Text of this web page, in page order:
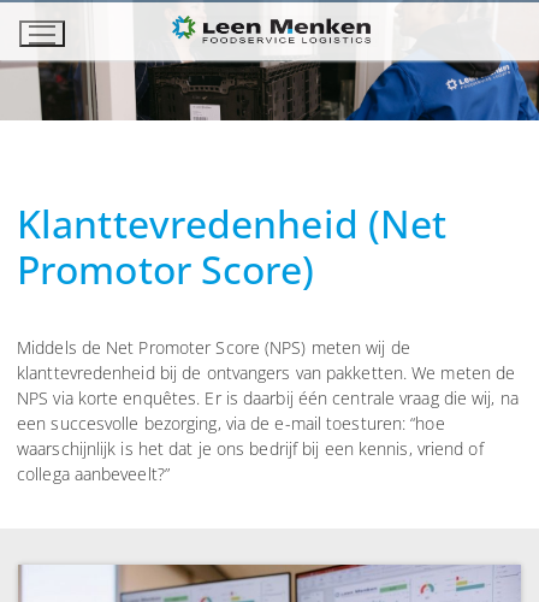
naar
de
inhoud
Klanttevredenheid (Net
Promotor Score)
Middels de Net Promoter Score (NPS) meten wij de
klanttevredenheid bij de ontvangers van pakketten. We meten de
NPS via korte enquêtes. Er is daarbij één centrale vraag die wij, na
een succesvolle bezorging, via de e-mail toesturen: “hoe
waarschijnlijk is het dat je ons bedrijf bij een kennis, vriend of
collega aanbeveelt?”